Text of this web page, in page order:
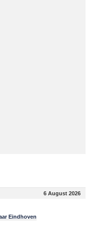
6 August 2026
Eindhoven